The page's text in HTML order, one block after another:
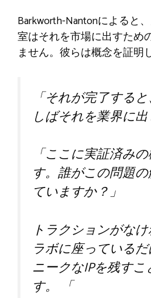
Barkworth-Nantonによると
室はそれを市場に出すため
ません。彼らは概念を証明
「それが完了する
しばそれを業界に
「ここに実証済み
す。誰がこの問題
ていますか？」
トラクションがな
ラボに座っている
ニークなIPを残す
す。 「